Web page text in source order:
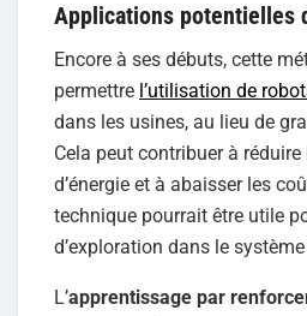
Applications potentielles
Encore à ses débuts, cette
permettre l’utilisation de
dans les usines, au lieu de
Cela peut contribuer à
d’énergie et à abaisser les
technique pourrait être utile
d’exploration dans le
L’apprentissage par